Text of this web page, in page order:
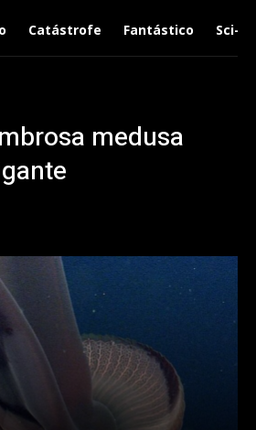
Catástrofe Fantástico Sci-Fi
medusa